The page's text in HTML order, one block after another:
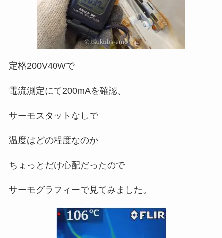
定格200V40Wで
電流測定にて200mAを確認、
サーモスタットなしで
温度はどの程度なのか
ちょっとだけ心配だったので
サーモグラフィーで見てみました。